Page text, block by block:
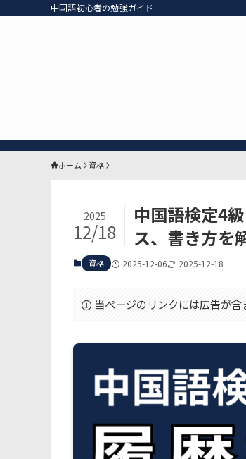
中国語初心者の勉強ガイド
ホーム 資格
中国語検定4
ス、書き方を
2025
12/18
資格 2025-12-06 2025-12-18
当ページのリンクには広告が含